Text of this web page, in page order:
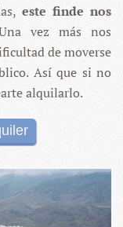
este finde nos
vez más nos
de moverse
Así que si no
alquilarlo.